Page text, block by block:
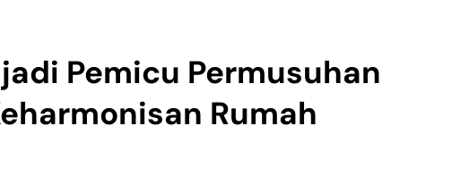
Pemicu Permusuhan
Rumah